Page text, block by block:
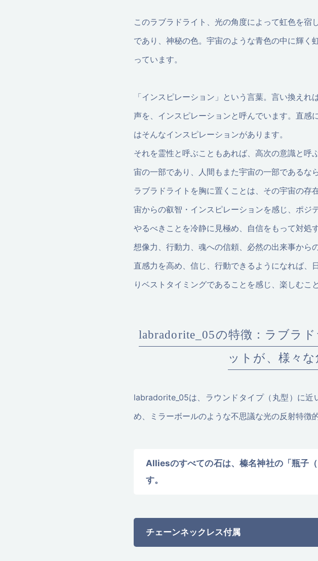
このラブラドライト、光の角度によって虹色を
であり、神秘の色。宇宙のような青色の中に輝
っています。
「インスピレーション」という言葉。言い換え
声を、インスピレーションと呼んでいます。直感
はそんなインスピレーションがあります。
それを霊性と呼ぶこともあれば、高次の意識と
宙の一部であり、人間もまた宇宙の一部であるな
ラブラドライトを胸に置くことは、その宇宙の
宙からの叡智・インスピレーションを感じ、ポジ
やるべきことを冷静に見極め、自信をもって対処
想像力、行動力、魂への信頼、必然の出来事から
直感力を高め、信じ、行動できるようになれば
りベストタイミングであることを感じ、楽しむこ
labradorite_05の特徴：ラブラ
ットが、様々
labradorite_05は、ラウンドタイプ（丸型）に
め、ミラーボールのような不思議な光の反射特徴的
Alliesのすべての石は、榛名神社の「瓶子
す。
チェーンネックレス付属